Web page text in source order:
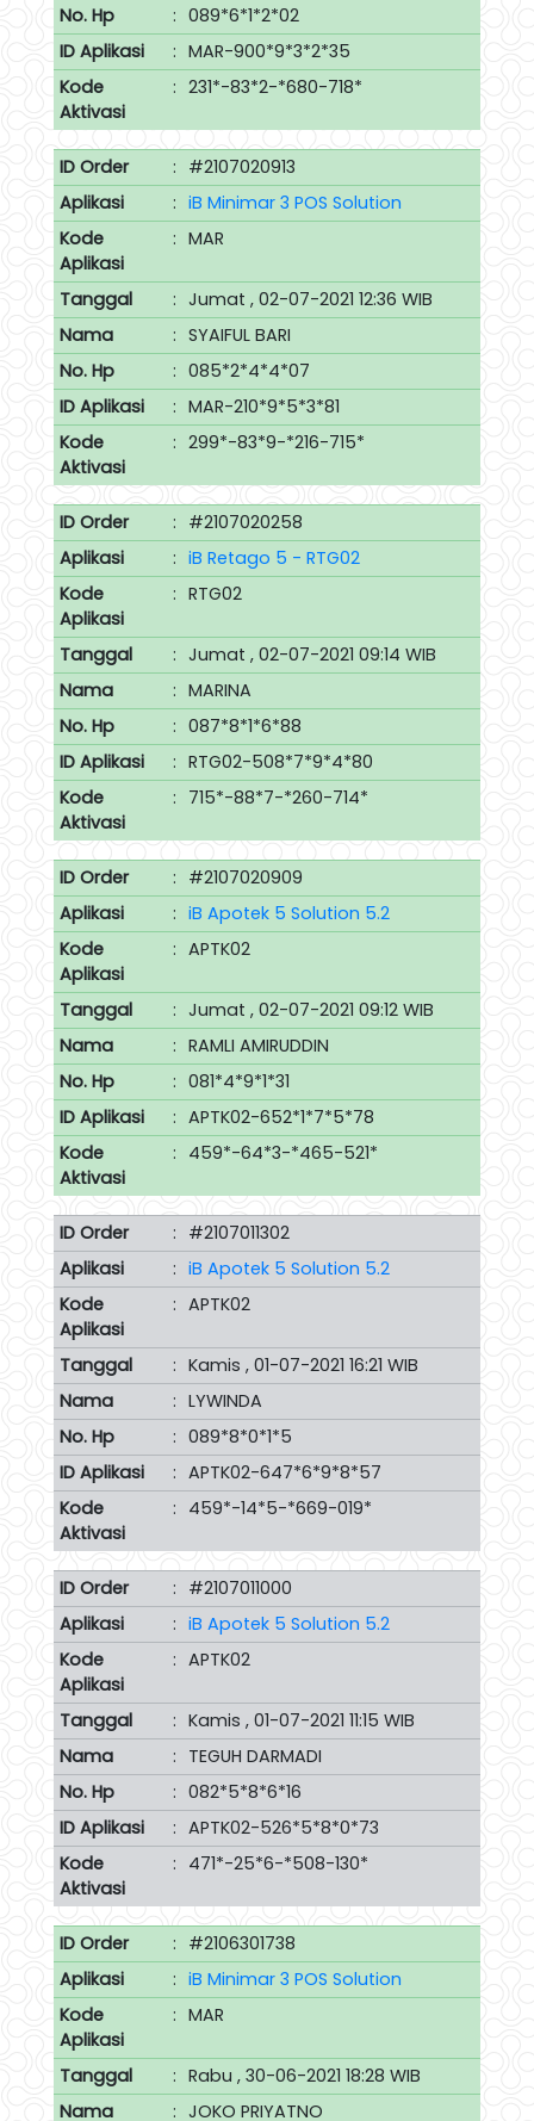
No. Hp
: 089*6*1*2*02
ID Aplikasi
: MAR-900*9*3*2*35
Kode
Aktivasi
: 231*-83*2-*680-718*
ID Order : #2107020913
Aplikasi
: iB Minimar 3 POS Solution
Kode
Aplikasi
: MAR
Tanggal : Jumat , 02-07-2021 12:36 WIB
Nama
: SYAIFUL BARI
No. Hp
: 085*2*4*4*07
ID Aplikasi
: MAR-210*9*5*3*81
Kode
Aktivasi
: 299*-83*9-*216-715*
ID Order : #2107020258
Aplikasi
: iB Retago 5 - RTG02
Kode
Aplikasi
: RTG02
Tanggal : Jumat , 02-07-2021 09:14 WIB
Nama
: MARINA
No. Hp
: 087*8*1*6*88
ID Aplikasi
: RTG02-508*7*9*4*80
Kode
Aktivasi
: 715*-88*7-*260-714*
ID Order : #2107020909
Aplikasi
: iB Apotek 5 Solution 5.2
Kode
Aplikasi
: APTK02
Tanggal : Jumat , 02-07-2021 09:12 WIB
Nama
: RAMLI AMIRUDDIN
No. Hp
: 081*4*9*1*31
ID Aplikasi
: APTK02-652*1*7*5*78
Kode
Aktivasi
: 459*-64*3-*465-521*
ID Order : #2107011302
Aplikasi
: iB Apotek 5 Solution 5.2
Kode
Aplikasi
: APTK02
Tanggal : Kamis , 01-07-2021 16:21 WIB
Nama
: LYWINDA
No. Hp
: 089*8*0*1*5
ID Aplikasi
: APTK02-647*6*9*8*57
Kode
Aktivasi
: 459*-14*5-*669-019*
ID Order : #2107011000
Aplikasi
: iB Apotek 5 Solution 5.2
Kode
Aplikasi
: APTK02
Tanggal : Kamis , 01-07-2021 11:15 WIB
Nama
: TEGUH DARMADI
No. Hp
: 082*5*8*6*16
ID Aplikasi
: APTK02-526*5*8*0*73
Kode
Aktivasi
: 471*-25*6-*508-130*
ID Order : #2106301738
Aplikasi
: iB Minimar 3 POS Solution
Kode
Aplikasi
: MAR
Tanggal : Rabu , 30-06-2021 18:28 WIB
Nama
: JOKO PRIYATNO